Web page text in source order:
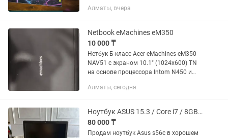
Процессор: AMD Ryzen 5 3600 до
4.20GHz 6C/12Th Потоков
K, Soket AM4 Оперативная память:
(ОЗУ):...
Алматы, вчера
Netbook eMachines eM350
10 000 ₸
Нетбук Б-класс Acer eMachines eM350
NAV51 с экраном 10.1" (1024x600) TN
на основе процессора Intom N450 и
работы и домашних заданий Модель:
Алматы, сегодня
Ноутбук ASUS 15.3 / Core i7 / 8GB / HDD 750GB
80 000 ₸
Продам ноутбук Asus s56c в хорошем